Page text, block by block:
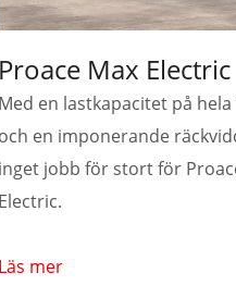
Proace Max Electric
Med en lastkapacitet på hela
och en imponerande
inget jobb för stort för
Electric.
Läs mer